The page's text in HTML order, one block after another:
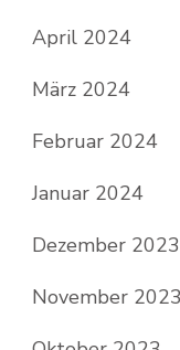
April 2024
März 2024
Februar 2024
Januar 2024
Dezember 2023
November 2023